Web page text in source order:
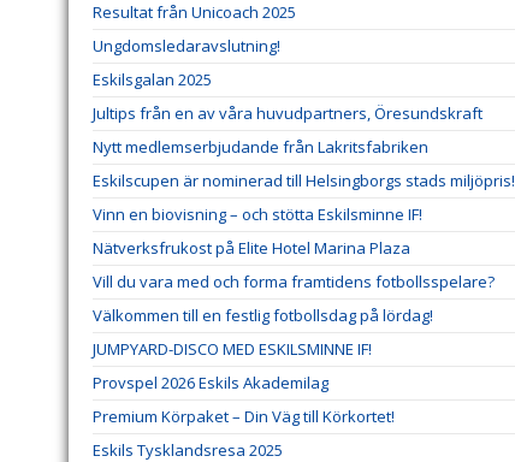
Resultat från Unicoach 2025
Ungdomsledaravslutning!
Eskilsgalan 2025
Jultips från en av våra huvudpartners, Öresundskraft
Nytt medlemserbjudande från Lakritsfabriken
Eskilscupen är nominerad till Helsingborgs stads miljöpris!
Vinn en biovisning – och stötta Eskilsminne IF!
Nätverksfrukost på Elite Hotel Marina Plaza
Vill du vara med och forma framtidens fotbollsspelare?
Välkommen till en festlig fotbollsdag på lördag!
JUMPYARD-DISCO MED ESKILSMINNE IF!
Provspel 2026 Eskils Akademilag
Premium Körpaket – Din Väg till Körkortet!
Eskils Tysklandsresa 2025